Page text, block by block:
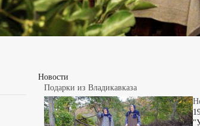
Новости
Подарки из Владикавказа